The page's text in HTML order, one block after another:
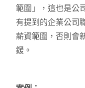
範圍」，這也是公
有提到的企業公司
薪資範圍，否則會
鍰。